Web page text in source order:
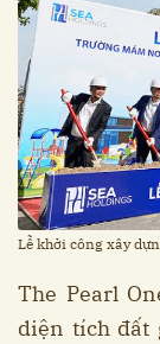
Lễ khởi công xây
The Pearl
diện tích đất